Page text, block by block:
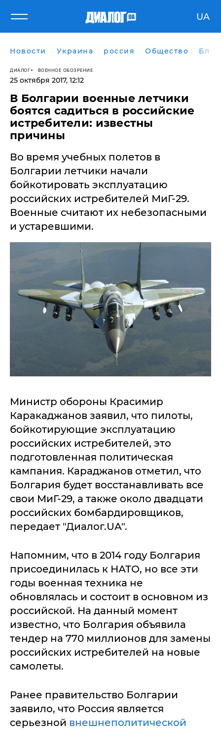
UA
Новости Украина россия Общество
ДИАЛОГ ВОЕННОЕ ОБОЗРЕНИЕ
25 октября 2017, 12:12
​В Болгарии военные летчики
боятся садиться в российские
истребители: известны
причины
Во время учебных полетов в
Болгарии летчики начали
бойкотировать эксплуатацию
российских истребителей МиГ-29.
Военные считают их небезопасными
и устаревшими.
Министр обороны Красимир
Каракаджанов заявил, что пилоты,
бойкотирующие эксплуатацию
российских истребителей, это
подготовленная политическая
кампания. Караджанов отметил, что
Болгария будет восстанавливать все
свои МиГ-29, а также около двадцати
российских бомбардировщиков,
передает "Диалог.UA".
Напомним, что в 2014 году Болгария
присоединилась к НАТО, но все эти
годы военная техника не
обновлялась и состоит в основном из
российской. На данный момент
известно, что Болгария объявила
тендер на 770 миллионов для замены
российских истребителей на новые
самолеты.
Ранее правительство Болгарии
заявило, что Россия является
серьезной внешнеполитической